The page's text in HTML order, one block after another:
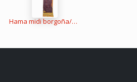
Hama midi borgoña/caoba 6000 piezas